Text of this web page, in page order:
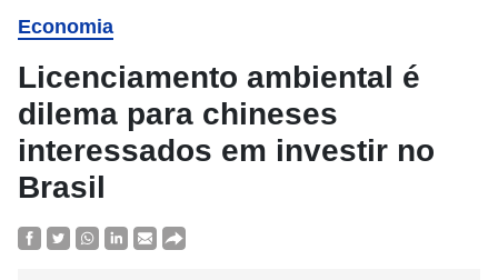
Economia
Licenciamento ambiental é
dilema para chineses
interessados em investir no
Brasil